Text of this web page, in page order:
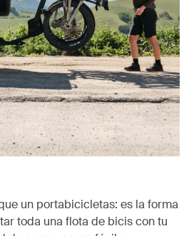
un portabicicletas: es la forma
toda una flota de bicis con tu